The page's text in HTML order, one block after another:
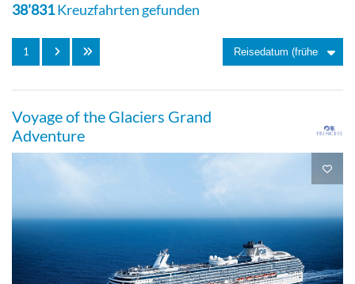
Suite
Private Balcony Suite
Private Balcony Suite
38'831Kreuzfahrten gefunden
1
Voyage of the Glaciers Grand
Adventure